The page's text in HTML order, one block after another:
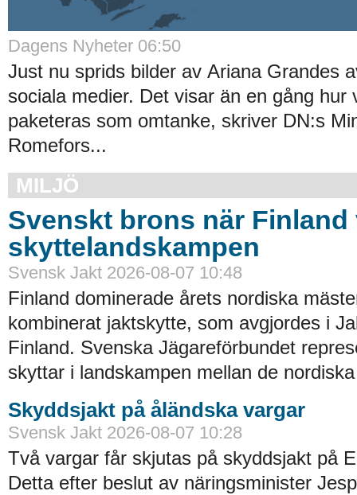
Dagens Nyheter 06:50
Just nu sprids bilder av Ariana Grandes
sociala medier. Det visar än en gång hur
paketeras som omtanke, skriver DN:s
Romefors...
MILJÖ
Svenskt brons när Finland
skyttelandskampen
Svensk Jakt 2026-08-07 10:48
Finland dominerade årets nordiska
kombinerat jaktskytte, som avgjordes i
Finland. Svenska Jägareförbundet
skyttar i landskampen mellan de
Skyddsjakt på åländska vargar
Svensk Jakt 2026-08-07 10:28
Två vargar får skjutas på skyddsjakt på
Detta efter beslut av näringsminister